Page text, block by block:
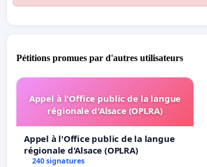
Pétitions promues par d'autres utilisateurs
Appel à l'Office public de la langue
régionale d'Alsace (OPLRA)
Appel à l'Office public de la langue
régionale d'Alsace (OPLRA)
240 signatures